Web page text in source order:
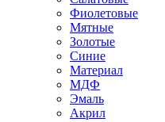
Фиолетовые
Мятные
Золотые
Синие
Материал
МДФ
Эмаль
Акрил